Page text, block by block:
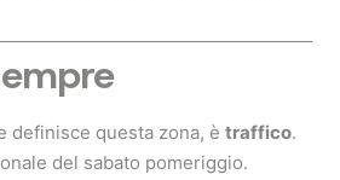
definisce questa zona, è traffico.
del sabato pomeriggio.